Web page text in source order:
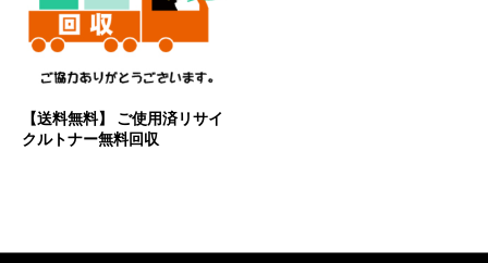
【送料無料】 ご使用済リサイ
クルトナー無料回収